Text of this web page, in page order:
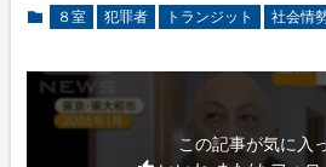
８室 犯罪者 トランジット 社会情
この記事が気に入